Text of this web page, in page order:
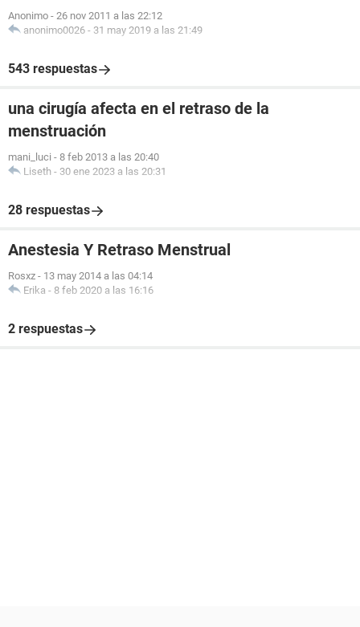
Anonimo - 26 nov 2011 a las 22:12
anonimo0026 - 31 may 2019 a las 21:49
543 respuestas
una cirugía afecta en el retraso de la
menstruación
mani_luci - 8 feb 2013 a las 20:40
Liseth - 30 ene 2023 a las 20:31
28 respuestas
Anestesia Y Retraso Menstrual
Rosxz - 13 may 2014 a las 04:14
Erika - 8 feb 2020 a las 16:16
2 respuestas